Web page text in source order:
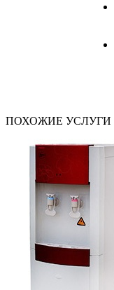
ПОХОЖИЕ УСЛУГИ